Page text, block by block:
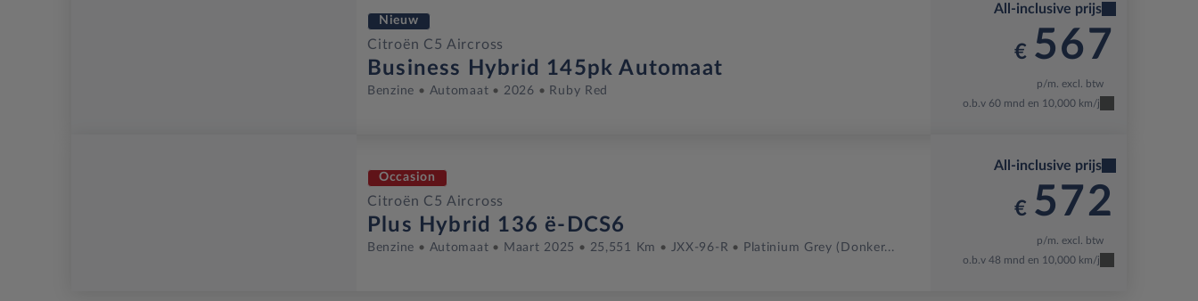
Nieuw
Citroën C5 Aircross
Business Hybrid 145pk Automaat
Benzine Automaat 2026 Ruby Red
All-inclusive prijs
€ 567
p/m. excl. btw
o.b.v 60 mnd en 10,000 km/j
Occasion
Citroën C5 Aircross
Plus Hybrid 136 ë-DCS6
Benzine Automaat Maart 2025 25,551 Km JXX-96-R Platinium Grey (donker...
All-inclusive prijs
€ 572
p/m. excl. btw
o.b.v 48 mnd en 10,000 km/j